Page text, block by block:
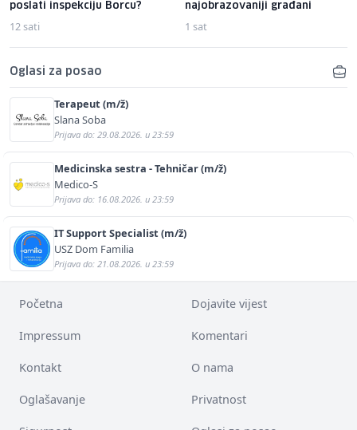
poslati inspekciju Borcu?
12 sati
najobrazovaniji građani
1 sat
Oglasi za posao
Terapeut (m/ž)
Slana Soba
Prijava do: 29.08.2026. u 23:59
Medicinska sestra - Tehničar (m/ž)
Medico-S
Prijava do: 16.08.2026. u 23:59
IT Support Specialist (m/ž)
USZ Dom Familia
Prijava do: 21.08.2026. u 23:59
Početna Dojavite vijest
Impressum Komentari
Kontakt O nama
Oglašavanje Privatnost